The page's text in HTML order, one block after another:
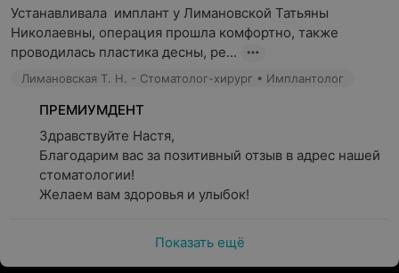
Устанавливала  имплант у Лимановской Татьяны
Николаевны, операция прошла комфортно, также
проводилась пластика десны, ре...
Лимановская Т. Н. - Стоматолог-хирург • Имплантолог
ПРЕМИУМДЕНТ
Здравствуйте Настя,
Благодарим вас за позитивный отзыв в адрес нашей
стоматологии!
Желаем вам здоровья и улыбок!
Показать ещё